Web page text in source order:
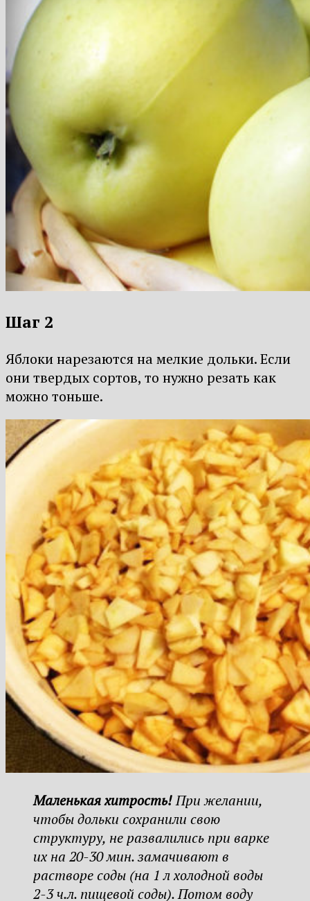
Шаг 2
Яблоки нарезаются на мелкие дольки. Если
они твердых сортов, то нужно резать как
можно тоньше.
Маленькая хитрость!При желании,
чтобы дольки сохранили свою
структуру, не развалились при варке
их на 20-30 мин. замачивают в
растворе соды (на 1 л холодной воды
2-3 ч.л. пищевой соды). Потом воду